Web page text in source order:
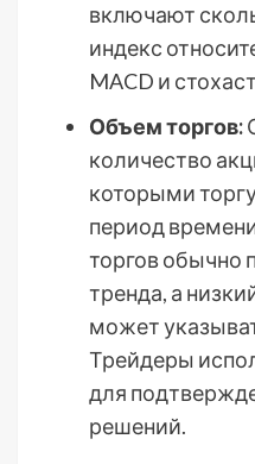
включают
индекс
MACD и
Объем торгов:
количество
которыми
период
торгов обычно
тренда, а
может
Трейдеры
для
решений.